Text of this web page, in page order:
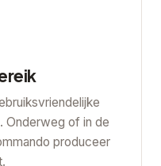
Onderweg of in de
produceer